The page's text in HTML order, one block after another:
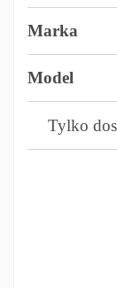
Marka
Model
Tylko